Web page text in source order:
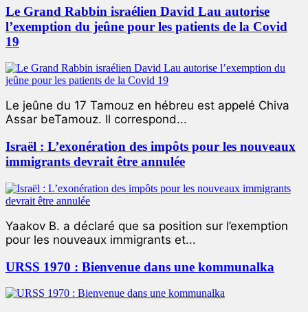
Le Grand Rabbin israélien David Lau autorise
l’exemption du jeûne pour les patients de la Covid
19
Le jeûne du 17 Tamouz en hébreu est appelé Chiva
Assar beTamouz. Il correspond...
Israël : L’exonération des impôts pour les nouveaux
immigrants devrait être annulée
Yaakov B. a déclaré que sa position sur l’exemption
pour les nouveaux immigrants et...
URSS 1970 : Bienvenue dans une kommunalka